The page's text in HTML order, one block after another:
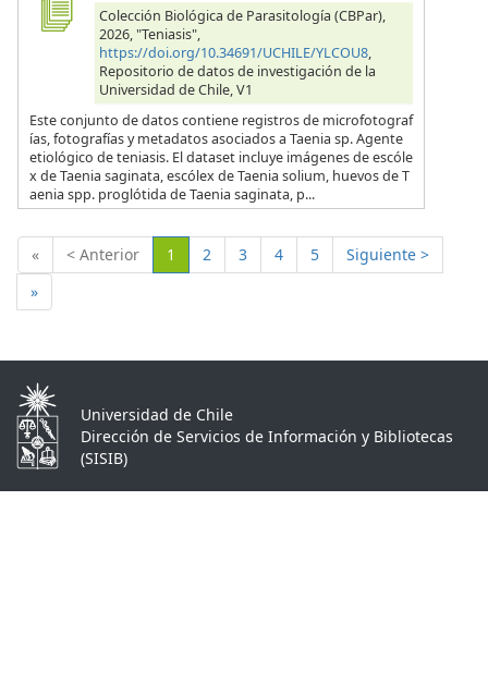
Colección Biológica de Parasitología (CBPar),
2026, "Teniasis",
https://doi.org/10.34691/UCHILE/YLCOU8,
Repositorio de datos de investigación de la
Universidad de Chile, V1
Este conjunto de datos contiene registros de microfotograf
ías, fotografías y metadatos asociados a Taenia sp. Agente
etiológico de teniasis. El dataset incluye imágenes de escóle
x de Taenia saginata, escólex de Taenia solium, huevos de T
aenia spp. proglótida de Taenia saginata, p...
« < Anterior 1 (Actual)
2 3 4 5
Siguiente >
»
Universidad de Chile
Dirección de Servicios de Información y Bibliotecas
(SISIB)